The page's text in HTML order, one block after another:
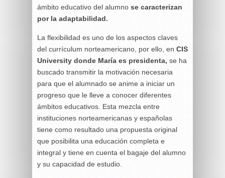
ámbito educativo del alumno se caracterizan
por la adaptabilidad.
La flexibilidad es uno de los aspectos claves
del currículum norteamericano, por ello, en CIS
University donde María es presidenta, se ha
buscado transmitir la motivación necesaria
para que el alumnado se anime a iniciar un
progreso que le lleve a conocer diferentes
ámbitos educativos. Esta mezcla entre
instituciones norteamericanas y españolas
tiene como resultado una propuesta original
que posibilita una educación completa e
integral y tiene en cuenta el bagaje del alumno
y su capacidad de estudio.